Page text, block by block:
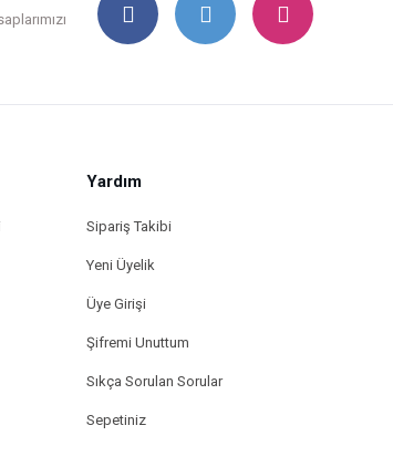
Yardım
Sipariş Takibi
Yeni Üyelik
Üye Girişi
Şifremi Unuttum
Sıkça Sorulan Sorular
Sepetiniz